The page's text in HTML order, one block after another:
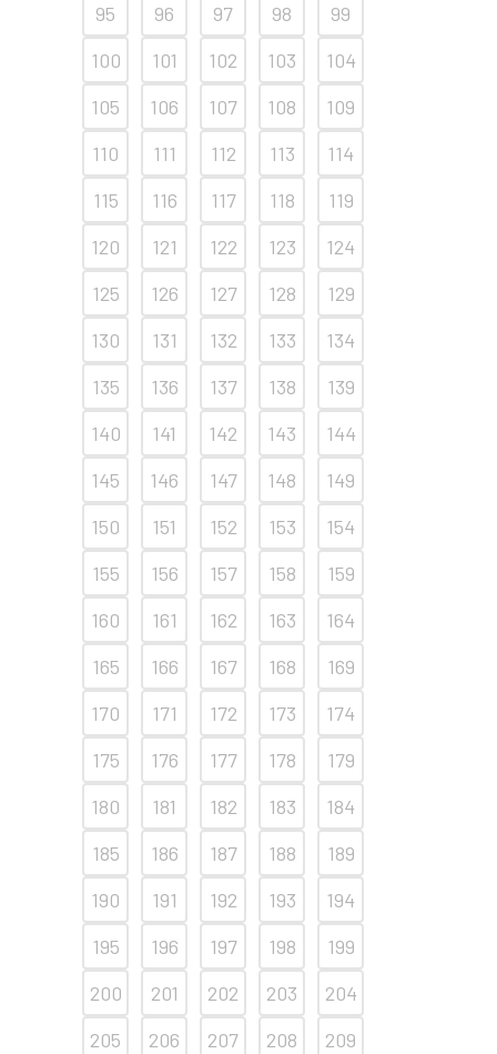
95
96 97 98
99
100
101 102 103
104
105
106 107 108
109
110
111 112 113
114
115
116 117 118
119
120
121 122 123
124
125
126 127 128
129
130
131 132 133
134
135
136 137 138
139
140
141 142 143
144
145
146 147 148
149
150
151 152 153
154
155
156 157 158
159
160
161 162 163
164
165
166 167 168
169
170
171 172 173
174
175
176 177 178
179
180
181 182 183
184
185
186 187 188
189
190
191 192 193
194
195
196 197 198
199
200
201 202 203
204
205
206 207 208
209